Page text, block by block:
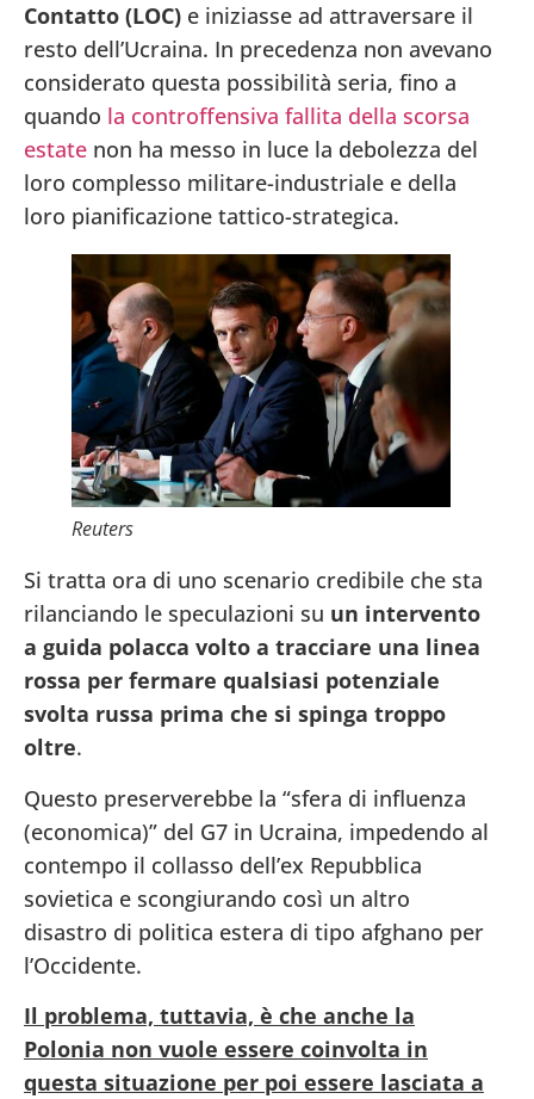
Contatto (LOC) e iniziasse ad attraversare il
resto dell’Ucraina. In precedenza non avevano
considerato questa possibilità seria, fino a
quando la controffensiva fallita della scorsa
estate non ha messo in luce la debolezza del
loro complesso militare-industriale e della
loro pianificazione tattico-strategica.
Reuters
Si tratta ora di uno scenario credibile che sta
rilanciando le speculazioni su un intervento
a guida polacca volto a tracciare una linea
rossa per fermare qualsiasi potenziale
svolta russa prima che si spinga troppo
oltre.
Questo preserverebbe la “sfera di influenza
(economica)” del G7 in Ucraina, impedendo al
contempo il collasso dell’ex Repubblica
sovietica e scongiurando così un altro
disastro di politica estera di tipo afghano per
l’Occidente.
Il problema, tuttavia, è che anche la
Polonia non vuole essere coinvolta in
questa situazione per poi essere lasciata a